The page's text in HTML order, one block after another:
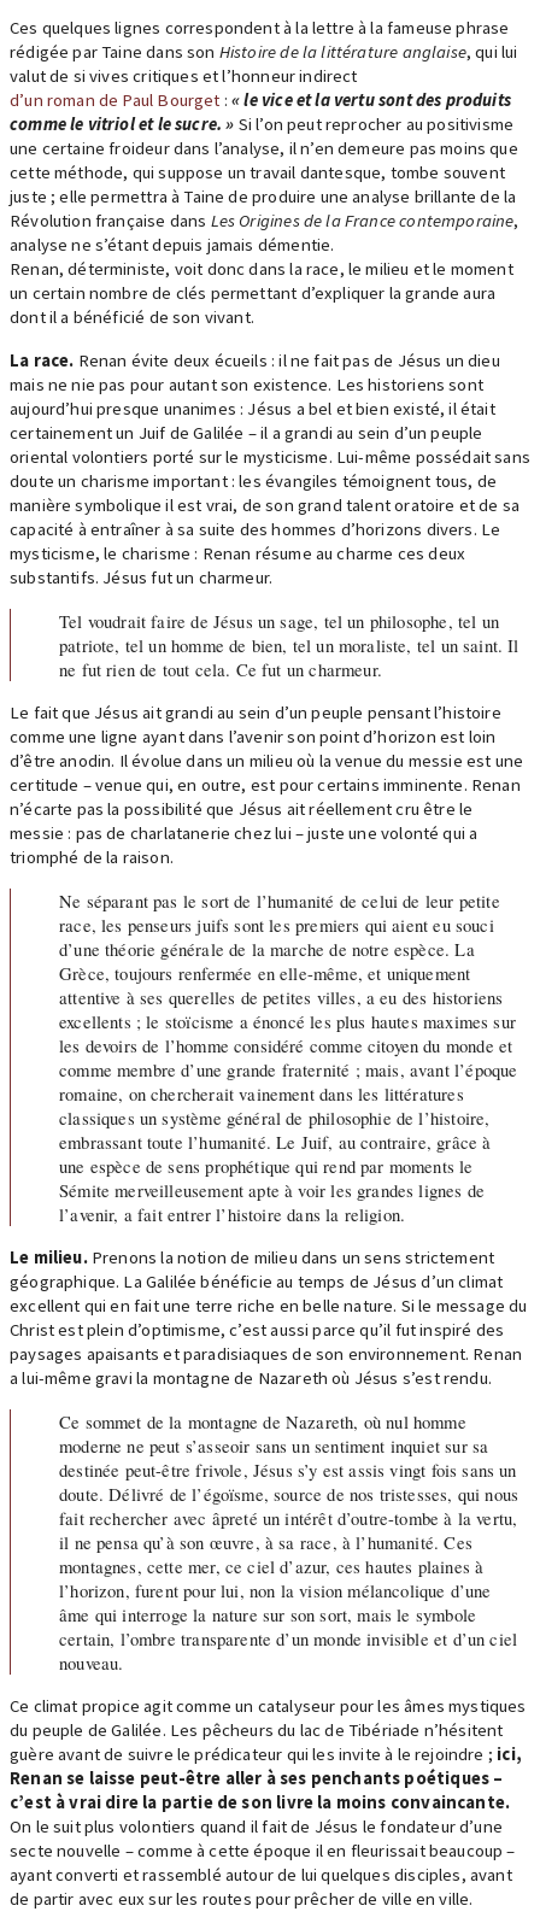
Ces quelques lignes correspondent à la lettre à la fameuse phrase
rédigée par Taine dans son Histoire de la littérature anglaise, qui lui
valut de si vives critiques et l’honneur indirect
d’un roman de Paul Bourget :« le vice et la vertu sont des produits
comme le vitriol et le sucre. » Si l’on peut reprocher au positivisme
une certaine froideur dans l’analyse, il n’en demeure pas moins que
cette méthode, qui suppose un travail dantesque, tombe souvent
juste ; elle permettra à Taine de produire une analyse brillante de la
Révolution française dans Les Origines de la France contemporaine,
analyse ne s’étant depuis jamais démentie.
Renan, déterministe, voit donc dans la race, le milieu et le moment
un certain nombre de clés permettant d’expliquer la grande aura
dont il a bénéficié de son vivant.
La race. Renan évite deux écueils : il ne fait pas de Jésus un dieu
mais ne nie pas pour autant son existence. Les historiens sont
aujourd’hui presque unanimes : Jésus a bel et bien existé, il était
certainement un Juif de Galilée – il a grandi au sein d’un peuple
oriental volontiers porté sur le mysticisme. Lui-même possédait sans
doute un charisme important : les évangiles témoignent tous, de
manière symbolique il est vrai, de son grand talent oratoire et de sa
capacité à entraîner à sa suite des hommes d’horizons divers. Le
mysticisme, le charisme : Renan résume au charme ces deux
substantifs. Jésus fut un charmeur.
Tel voudrait faire de Jésus un sage, tel un philosophe, tel un
patriote, tel un homme de bien, tel un moraliste, tel un saint. Il
ne fut rien de tout cela. Ce fut un charmeur.
Le fait que Jésus ait grandi au sein d’un peuple pensant l’histoire
comme une ligne ayant dans l’avenir son point d’horizon est loin
d’être anodin. Il évolue dans un milieu où la venue du messie est une
certitude – venue qui, en outre, est pour certains imminente. Renan
n’écarte pas la possibilité que Jésus ait réellement cru être le
messie : pas de charlatanerie chez lui – juste une volonté qui a
triomphé de la raison.
Ne séparant pas le sort de l’humanité de celui de leur petite
race, les penseurs juifs sont les premiers qui aient eu souci
d’une théorie générale de la marche de notre espèce. La
Grèce, toujours renfermée en elle-même, et uniquement
attentive à ses querelles de petites villes, a eu des historiens
excellents ; le stoïcisme a énoncé les plus hautes maximes sur
les devoirs de l’homme considéré comme citoyen du monde et
comme membre d’une grande fraternité ; mais, avant l’époque
romaine, on chercherait vainement dans les littératures
classiques un système général de philosophie de l’histoire,
embrassant toute l’humanité. Le Juif, au contraire, grâce à
une espèce de sens prophétique qui rend par moments le
Sémite merveilleusement apte à voir les grandes lignes de
l’avenir, a fait entrer l’histoire dans la religion.
Le milieu.Prenons la notion de milieu dans un sens strictement
géographique. La Galilée bénéficie au temps de Jésus d’un climat
excellent qui en fait une terre riche en belle nature. Si le message du
Christ est plein d’optimisme, c’est aussi parce qu’il fut inspiré des
paysages apaisants et paradisiaques de son environnement. Renan
a lui-même gravi la montagne de Nazareth où Jésus s’est rendu.
Ce sommet de la montagne de Nazareth, où nul homme
moderne ne peut s’asseoir sans un sentiment inquiet sur sa
destinée peut-être frivole, Jésus s’y est assis vingt fois sans un
doute. Délivré de l’égoïsme, source de nos tristesses, qui nous
fait rechercher avec âpreté un intérêt d’outre-tombe à la vertu,
il ne pensa qu’à son œuvre, à sa race, à l’humanité. Ces
montagnes, cette mer, ce ciel d’azur, ces hautes plaines à
l’horizon, furent pour lui, non la vision mélancolique d’une
âme qui interroge la nature sur son sort, mais le symbole
certain, l’ombre transparente d’un monde invisible et d’un ciel
nouveau.
Ce climat propice agit comme un catalyseur pour les âmes mystiques
du peuple de Galilée. Les pêcheurs du lac de Tibériade n’hésitent
guère avant de suivre le prédicateur qui les invite à le rejoindre ; ici,
Renan se laisse peut-être aller à ses penchants poétiques –
c’est à vrai dire la partie de son livre la moins convaincante.
On le suit plus volontiers quand il fait de Jésus le fondateur d’une
secte nouvelle – comme à cette époque il en fleurissait beaucoup –
ayant converti et rassemblé autour de lui quelques disciples, avant
de partir avec eux sur les routes pour prêcher de ville en ville.